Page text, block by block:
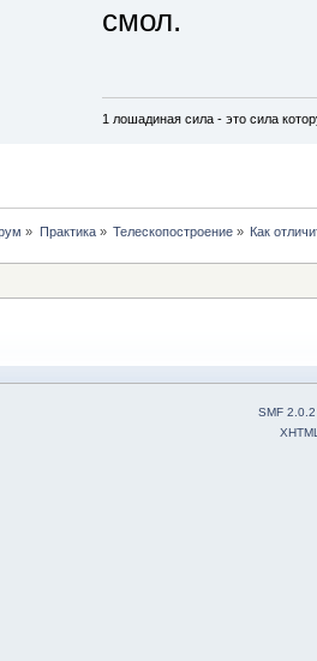
смол.
1 лошадиная сила - это сила
» Практика» Телескопостроение» Как
SMF 2.0.2